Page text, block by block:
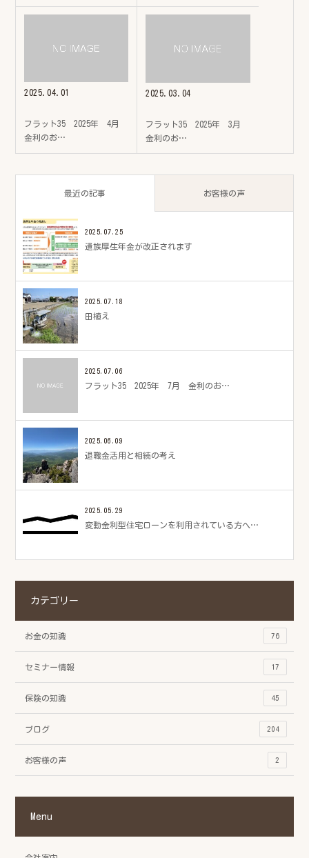
2025.04.01
フラット35 2025年 4月
金利のお…
2025.03.04
フラット35 2025年 3月
金利のお…
最近の記事 お客様の声
2025.07.25
遺族厚生年金が改正されます
2025.07.18
田植え
2025.07.06
フラット35 2025年 7月 金利のお…
2025.06.09
退職金活用と相続の考え
2025.05.29
変動金利型住宅ローンを利用されている方へ…
カテゴリー
お金の知識 76
セミナー情報 17
保険の知識 45
ブログ 204
お客様の声 2
Menu